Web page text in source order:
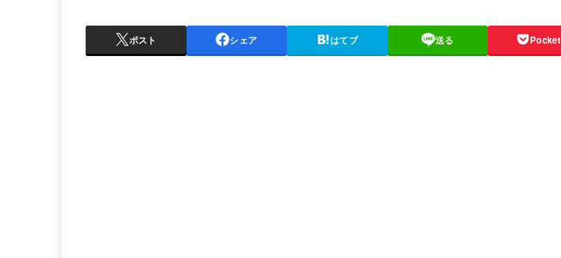
ポスト シェア はてブ 送る Pocket